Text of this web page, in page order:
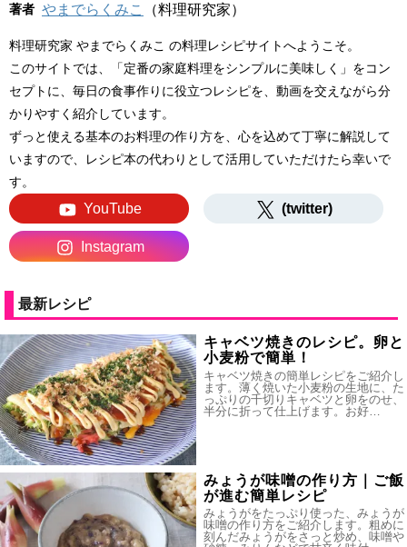
著者 やまでらくみこ （料理研究家）
料理研究家 やまでらくみこ の料理レシピサイトへようこそ。
このサイトでは、「定番の家庭料理をシンプルに美味しく」をコン
セプトに、毎日の食事作りに役立つレシピを、動画を交えながら分
かりやすく紹介しています。
ずっと使える基本のお料理の作り方を、心を込めて丁寧に解説して
いますので、レシピ本の代わりとして活用していただけたら幸いで
す。
YouTube (twitter)
Instagram
最新レシピ
キャベツ焼きのレシピ。卵と
小麦粉で簡単！
キャベツ焼きの簡単レシピをご紹介し
ます。薄く焼いた小麦粉の生地に、た
っぷりの千切りキャベツと卵をのせ、
半分に折って仕上げます。お好…
みょうが味噌の作り方｜ご飯
が進む簡単レシピ
みょうがをたっぷり使った、みょうが
味噌の作り方をご紹介します。粗めに
刻んだみょうがをさっと炒め、味噌や